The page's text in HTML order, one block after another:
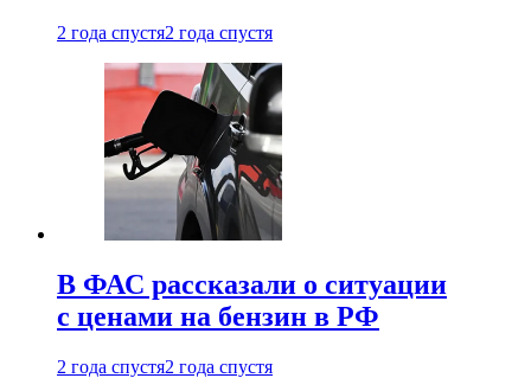
2 года спустя2 года спустя
В ФАС рассказали о ситуации
с ценами на бензин в РФ
2 года спустя2 года спустя